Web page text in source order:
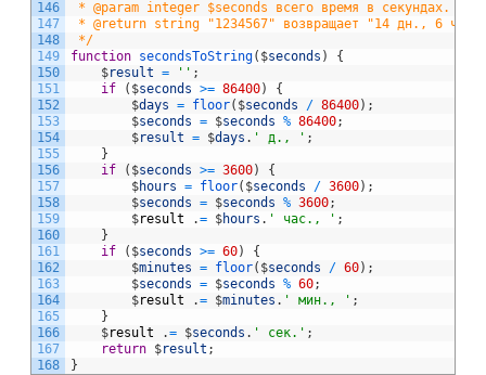
146
147
148
149
150
151
152
153
154
155
156
157
158
159
160
161
162
163
164
165
166
167
168
* @param integer $seconds всего время в секундах.
* @return string "1234567" возвращает "14 дн., 6
*/
function secondsToString( $seconds )
{
$result = '' ;
if
( $seconds >= 86400)
{
$days = floor( $seconds / 86400) ;
$seconds = $seconds % 86400;
$result = $days . ' д., ' ;
}
if
( $seconds >= 3600)
{
$hours = floor( $seconds / 3600) ;
$seconds = $seconds % 3600;
$result .= $hours . ' час., ' ;
}
if
( $seconds >= 60)
{
$minutes = floor( $seconds / 60) ;
$seconds = $seconds % 60;
$result .= $minutes . ' мин., ' ;
}
$result .= $seconds . ' сек.' ;
return $result ;
}